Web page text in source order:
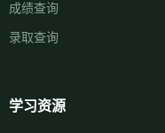
成绩查询
录取查询
学习资源